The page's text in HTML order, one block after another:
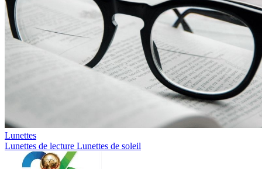
Lunettes
Lunettes de lecture Lunettes de soleil